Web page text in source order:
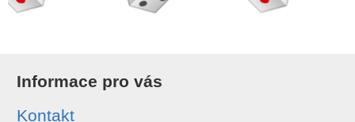
Informace pro vás
Kontakt